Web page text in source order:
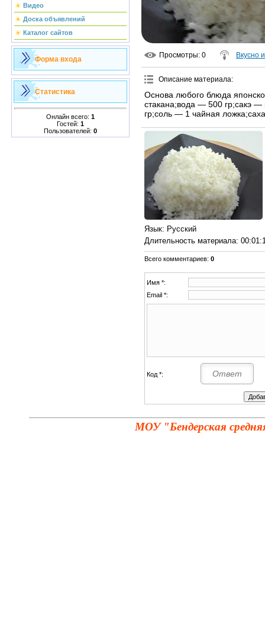
Видео
Доска объявлений
Каталог сайтов
Форма входа
Статистика
Онлайн всего: 1
Гостей: 1
Пользователей: 0
Просмотры: 0 Вкусно
Описание материала:
Основа любого блюда
стакана;вода — 500 гр;сакэ
гр;соль — 1 чайная
Язык: Русский
Длительность материала:
Всего комментариев: 0
Имя *:
Email *:
Код *:
МОУ "Бендерская